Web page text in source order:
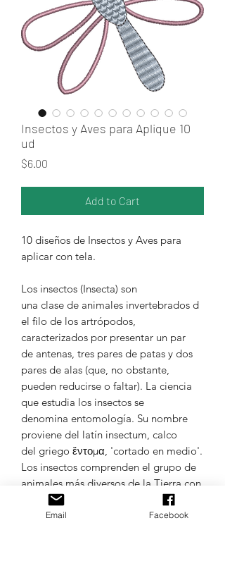
Insectos y Aves para Aplique 10
ud
$6.00
Add to Cart
10 diseños de Insectos y Aves para
aplicar con tela.
Los insectos (Insecta) son
una clase de animales invertebrados d
el filo de los artrópodos,
caracterizados por presentar un par
de antenas, tres pares de patas y dos
pares de alas (que, no obstante,
pueden reducirse o faltar). La ciencia
que estudia los insectos se
denomina entomología. Su nombre
proviene del latín insectum, calco
del griego ἔντομα, 'cortado en medio'.
Los insectos comprenden el grupo de
animales más diversos de la Tierra con
aproximadamente un millón
de especies descritas.
Email Facebook